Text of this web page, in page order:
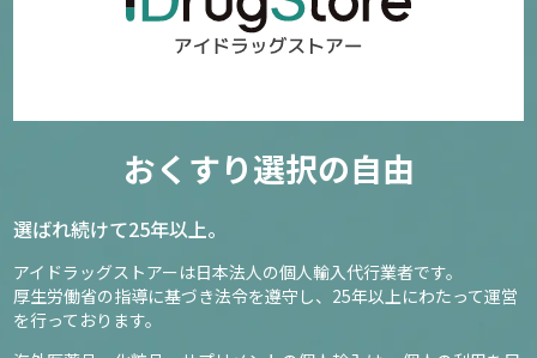
おくすり選択の自由
選ばれ続けて25年以上。
アイドラッグストアーは日本法人の個人輸入代行業者です。
厚生労働省の指導に基づき法令を遵守し、 25年以上にわたって運営
を行っております。